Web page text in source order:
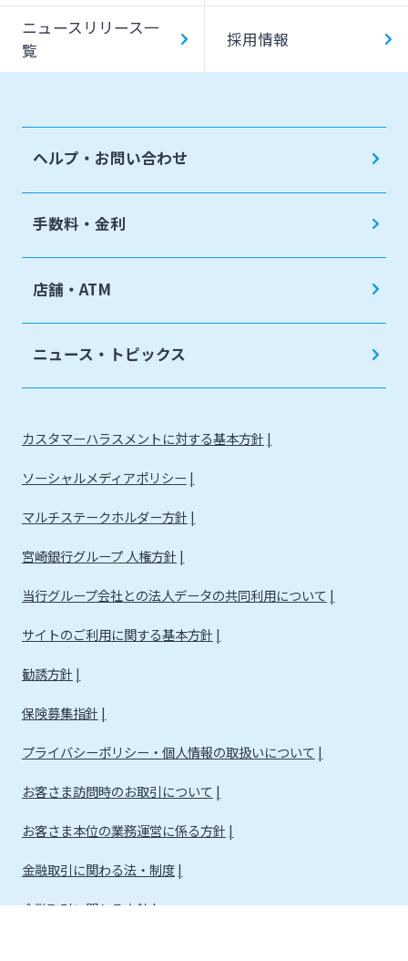
ニュースリリース一
覧
採用情報
ヘルプ・お問い合わせ
手数料・金利
店舗・ATM
ニュース・トピックス
カスタマーハラスメントに対する基本方針
ソーシャルメディアポリシー
マルチステークホルダー方針
宮崎銀行グループ 人権方針
当行グループ会社との法人データの共同利用について
サイトのご利用に関する基本方針
勧誘方針
保険募集指針
プライバシーポリシー・個人情報の取扱いについて
お客さま訪問時のお取引について
お客さま本位の業務運営に係る方針
金融取引に関わる法・制度
金融取引に関わる方針